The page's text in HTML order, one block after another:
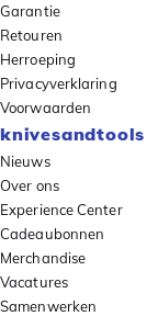
Garantie
Retouren
Herroeping
Privacyverklaring
Voorwaarden
knivesandtools
Nieuws
Over ons
Experience Center
Cadeaubonnen
Merchandise
Vacatures
Samenwerken